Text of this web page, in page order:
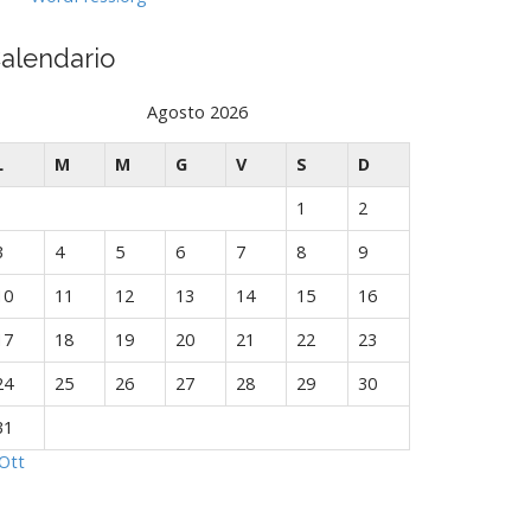
Agosto 2026
M M G V S
D
1
2
4 5 6 7 8
9
11 12 13 14 15
16
18 19 20 21 22
23
25 26 27 28 29
30